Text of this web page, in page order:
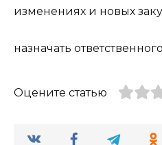
изменениях и новых
назначать
Оцените статью